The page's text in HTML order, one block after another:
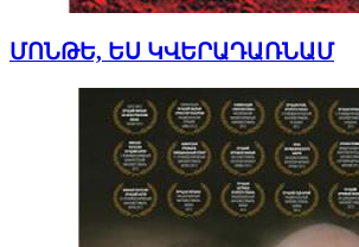
ՄՈՆԹԵ, ԵՍ ԿՎԵՐԱԴԱՌՆԱՄ